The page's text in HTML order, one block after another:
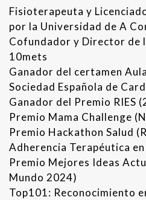
Fisioterapeuta y
por la Universidad de A
Cofundador y Director de
10mets
Ganador del certamen
Sociedad Española de
Ganador del Premio RIES
Premio Mama Challenge
Premio Hackathon Salud
Adherencia Terapéutica
Premio Mejores Ideas
Mundo 2024)
Top101: Reconocimiento